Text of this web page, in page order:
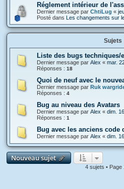
Réglement intérieur de
Dernier message par ChtiLug «
Posté dans Les changements sur
Sujets
Liste des bugs techniques/
Dernier message par Alex « mar.
Réponses : 18
Quoi de neuf avec le
Dernier message par Ruk
Réponses : 4
Bug au niveau des Avatars
Dernier message par Alex « dim.
Réponses : 1
Bug avec les anciens code
Dernier message par Alex « dim.
Nouveau sujet
4 sujets • Page